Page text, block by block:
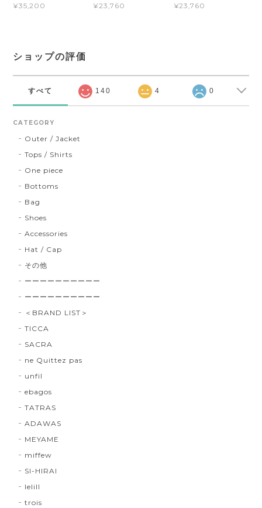
¥35,200
¥23,760
¥23,760
ショップの評価
すべて 140 4 0
CATEGORY
Outer / Jacket
Tops / Shirts
One piece
Bottoms
Bag
Shoes
Accessories
Hat / Cap
その他
ーーーーーーーーーー
ーーーーーーーーーー
＜BRAND LIST＞
TICCA
SACRA
ne Quittez pas
unfil
ebagos
TATRAS
ADAWAS
MEYAME
miffew
SI-HIRAI
lelill
trois